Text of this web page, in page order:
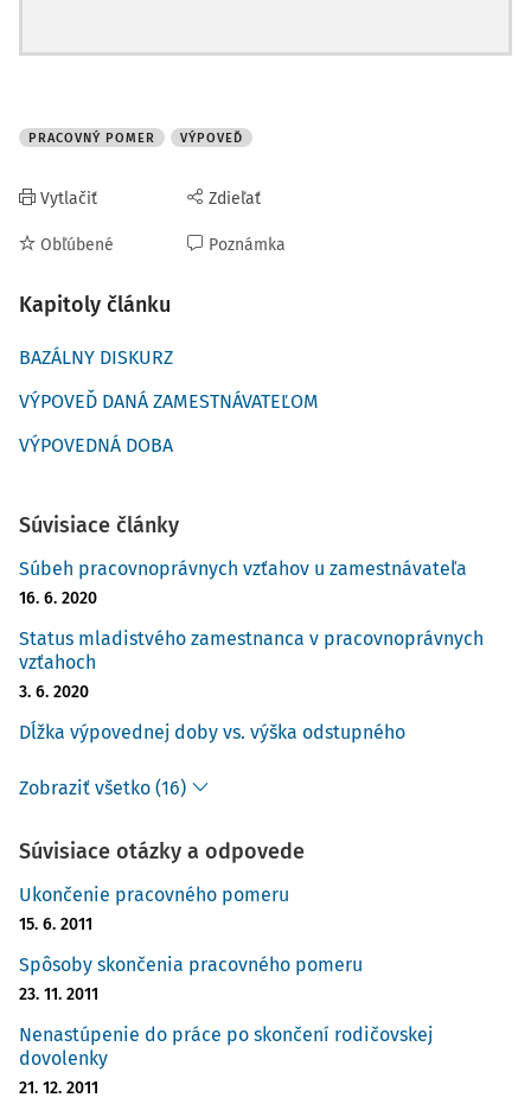
PRACOVNÝ POMER VÝPOVEĎ
Vytlačiť
Obľúbené
Zdieľať
Poznámka
Kapitoly článku
BAZÁLNY DISKURZ
VÝPOVEĎ DANÁ ZAMESTNÁVATEĽOM
VÝPOVEDNÁ DOBA
Súvisiace články
Súbeh pracovnoprávnych vzťahov u zamestnávateľa
16. 6. 2020
Status mladistvého zamestnanca v pracovnoprávnych
vzťahoch
3. 6. 2020
Dĺžka výpovednej doby vs. výška odstupného
Zobraziť všetko (16)
Súvisiace otázky a odpovede
Ukončenie pracovného pomeru
15. 6. 2011
Spôsoby skončenia pracovného pomeru
23. 11. 2011
Nenastúpenie do práce po skončení rodičovskej
dovolenky
21. 12. 2011